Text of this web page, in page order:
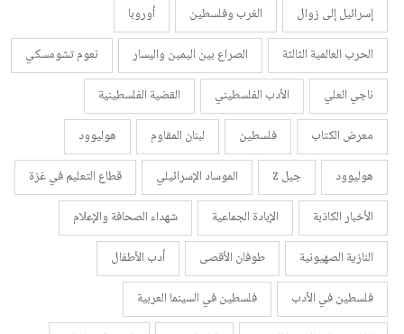
إسرائيل إلى زوال
الغرب وفلسطين
أوروبا
الحرب العالمية الثالثة
الصراع بين اليمين واليسار
نعوم تشومسكي
ناجي العلي
الأدب الفلسطيني
القضية الفلسطينية
معرض الكتاب
فلسطين لبنان المقاوم
هوليوود
هوليوود
جيل z الموساد الإسرائيلي
قطاع التعليم في غزة
الأخبار الكاذبة
الإبادة الجماعية
شهداء الصحافة والإعلام
النازية الصهيونية
طوفان الأقصى
أدب الأطفال
فلسطين في الأدب
فلسطين في السينما العربية